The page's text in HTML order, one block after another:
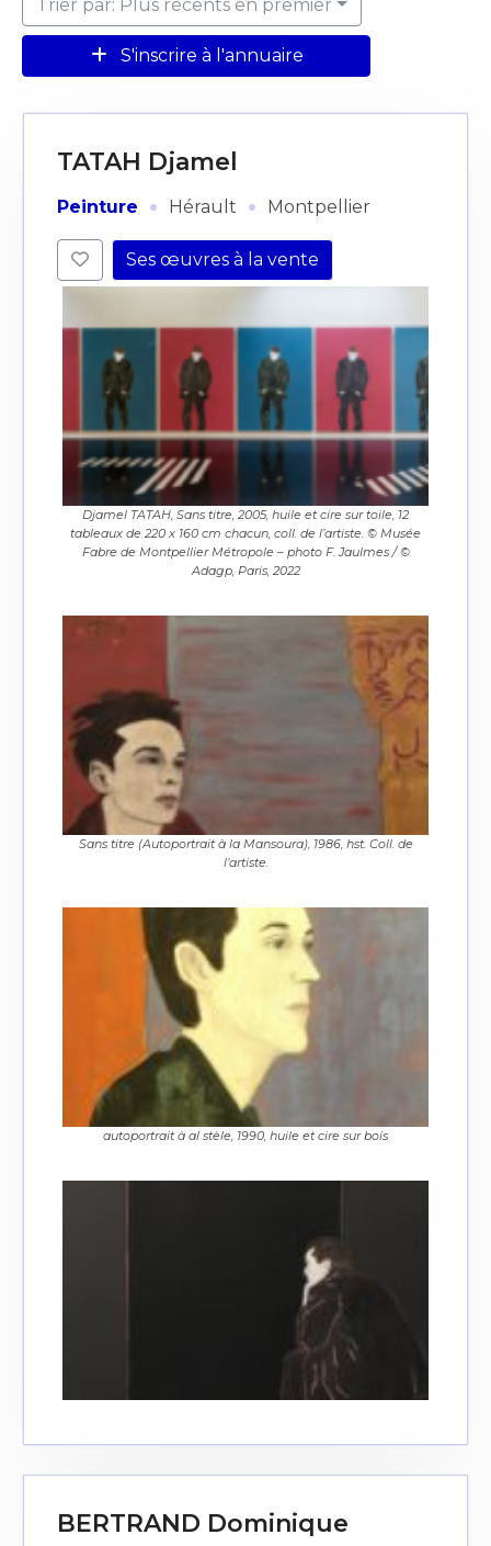
Trier par: Plus récents en premier
S'inscrire à l'annuaire
TATAH Djamel
Peinture · Hérault · Montpellier
Ses œuvres à la vente
Djamel TATAH, Sans titre, 2005, huile et cire sur toile, 12
tableaux de 220 x 160 cm chacun, coll. de l’artiste. © Musée
Fabre de Montpellier Métropole – photo F. Jaulmes / ©
Adagp, Paris, 2022
Sans titre (Autoportrait à la Mansoura), 1986, hst. Coll. de
l’artiste.
autoportrait à al stèle, 1990, huile et cire sur bois
BERTRAND Dominique